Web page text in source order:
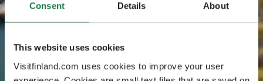
Consent Details About
This website uses cookies
Visitfinland.com uses cookies to improve your user